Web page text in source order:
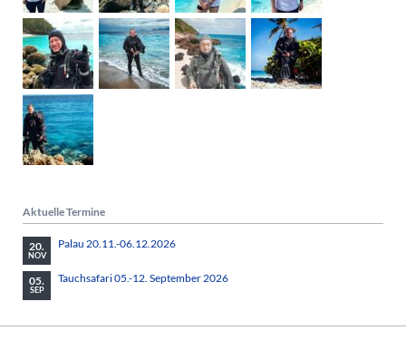
Aktuelle Termine
20.
NOV
Palau 20.11.-06.12.2026
05.
SEP
Tauchsafari 05.-12. September 2026